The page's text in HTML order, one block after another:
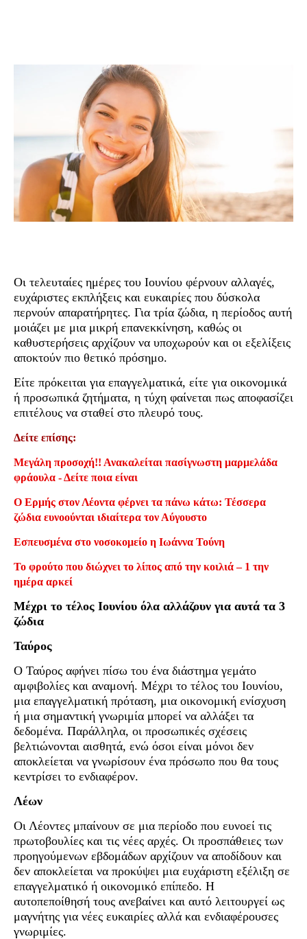
Οι τελευταίες ημέρες του Ιουνίου φέρνουν αλλαγές,
ευχάριστες εκπλήξεις και ευκαιρίες που δύσκολα
περνούν απαρατήρητες. Για τρία ζώδια, η περίοδος αυτή
μοιάζει με μια μικρή επανεκκίνηση, καθώς οι
καθυστερήσεις αρχίζουν να υποχωρούν και οι εξελίξεις
αποκτούν πιο θετικό πρόσημο.
Είτε πρόκειται για επαγγελματικά, είτε για οικονομικά
ή προσωπικά ζητήματα, η τύχη φαίνεται πως αποφασίζει
επιτέλους να σταθεί στο πλευρό τους.
Δείτε επίσης:
Μεγάλη προσοχή!! Ανακαλείται πασίγνωστη μαρμελάδα
φράουλα - Δείτε ποια είναι
Ο Ερμής στον Λέοντα φέρνει τα πάνω κάτω: Τέσσερα
ζώδια ευνοούνται ιδιαίτερα τον Αύγουστο
Εσπευσμένα στο νοσοκομείο η Ιωάννα Τούνη
Το φρούτο που διώχνει το λίπος από την κοιλιά – 1 την
ημέρα αρκεί
Μέχρι το τέλος Ιουνίου όλα αλλάζουν για αυτά τα 3
ζώδια
Ταύρος
Ο Ταύρος αφήνει πίσω του ένα διάστημα γεμάτο
αμφιβολίες και αναμονή. Μέχρι το τέλος του Ιουνίου,
μια επαγγελματική πρόταση, μια οικονομική ενίσχυση
ή μια σημαντική γνωριμία μπορεί να αλλάξει τα
δεδομένα. Παράλληλα, οι προσωπικές σχέσεις
βελτιώνονται αισθητά, ενώ όσοι είναι μόνοι δεν
αποκλείεται να γνωρίσουν ένα πρόσωπο που θα τους
κεντρίσει το ενδιαφέρον.
Λέων
Οι Λέοντες μπαίνουν σε μια περίοδο που ευνοεί τις
πρωτοβουλίες και τις νέες αρχές. Οι προσπάθειες των
προηγούμενων εβδομάδων αρχίζουν να αποδίδουν και
δεν αποκλείεται να προκύψει μια ευχάριστη εξέλιξη σε
επαγγελματικό ή οικονομικό επίπεδο. Η
αυτοπεποίθησή τους ανεβαίνει και αυτό λειτουργεί ως
μαγνήτης για νέες ευκαιρίες αλλά και ενδιαφέρουσες
γνωριμίες.